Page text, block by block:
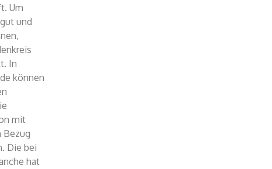
Um
und
In
können
mit
Bezug
Die bei
hat